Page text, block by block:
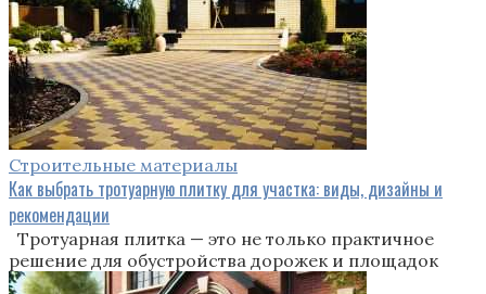
Строительные материалы
Как выбрать тротуарную плитку для участка: виды, дизайны и
рекомендации
Тротуарная плитка — это не только практичное
решение для обустройства дорожек и площадок